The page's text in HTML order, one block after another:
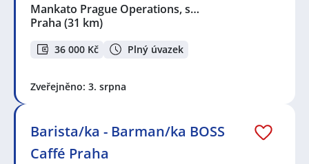
Mankato Prague Operations, s…
Praha (31 km)
36 000 Kč Plný úvazek
Zveřejněno: 3. srpna
Barista/ka - Barman/ka BOSS
Caffé Praha